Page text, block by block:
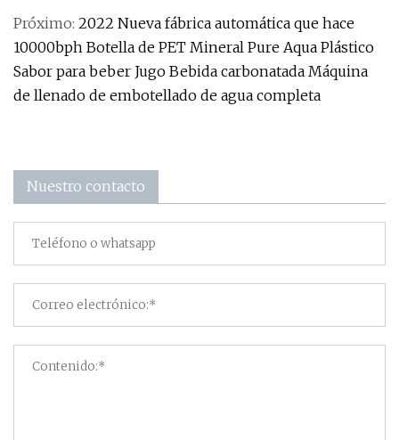
Próximo: 2022 Nueva fábrica automática que hace
10000bph Botella de PET Mineral Pure Aqua Plástico
Sabor para beber Jugo Bebida carbonatada Máquina
de llenado de embotellado de agua completa
Nuestro contacto